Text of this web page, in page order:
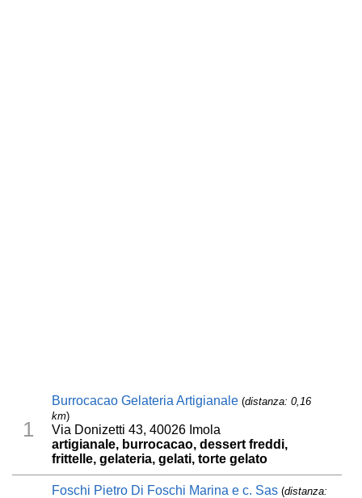
1
Burrocacao Gelateria Artigianale (distanza: 0,16
km)
Via Donizetti 43, 40026 Imola
artigianale, burrocacao, dessert freddi,
frittelle, gelateria, gelati, torte gelato
Foschi Pietro Di Foschi Marina e c. Sas (distanza: